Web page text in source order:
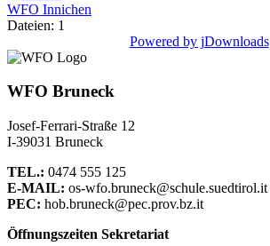
WFO Innichen
Dateien: 1
Powered by jDownloads
WFO Bruneck
Josef-Ferrari-Straße 12
I-39031 Bruneck
TEL.: 0474 555 125
E-MAIL: os-wfo.bruneck@schule.suedtirol.it
PEC: hob.bruneck@pec.prov.bz.it
Öffnungszeiten Sekretariat